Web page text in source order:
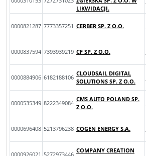
LIKWIDACJI.
0000821287 7773357251 CERBER SP. Z O.O.
0000837594 7393939219 CF SP. Z O.O.
0000884906 6182188106
CLOUDSAIL DIGITAL
SOLUTIONS SP. Z O.O.
0000535349 8222349084
CMS AUTO POLAND SP.
Z O.O.
0000696408 5213796238 COGEN ENERGY S.A.
0000926021 5272973446
COMPANY CREATION